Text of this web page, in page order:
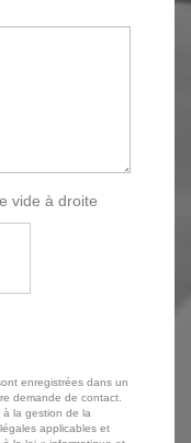
vide à droite
enregistrées dans un
demande de contact.
à la gestion de la
applicables et